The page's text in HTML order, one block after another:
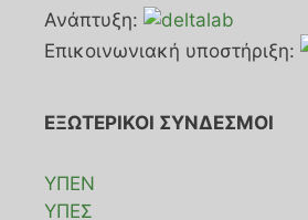
Ανάπτυξη:
Επικοινωνιακή υποστήριξη:
ΕΞΩΤΕΡΙΚΟΙ ΣΥΝΔΕΣΜΟΙ
ΥΠΕΝ
ΥΠΕΣ